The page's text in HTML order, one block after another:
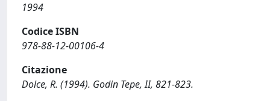
1994
Codice ISBN
978-88-12-00106-4
Citazione
Dolce, R. (1994). Godin Tepe, II, 821-823.